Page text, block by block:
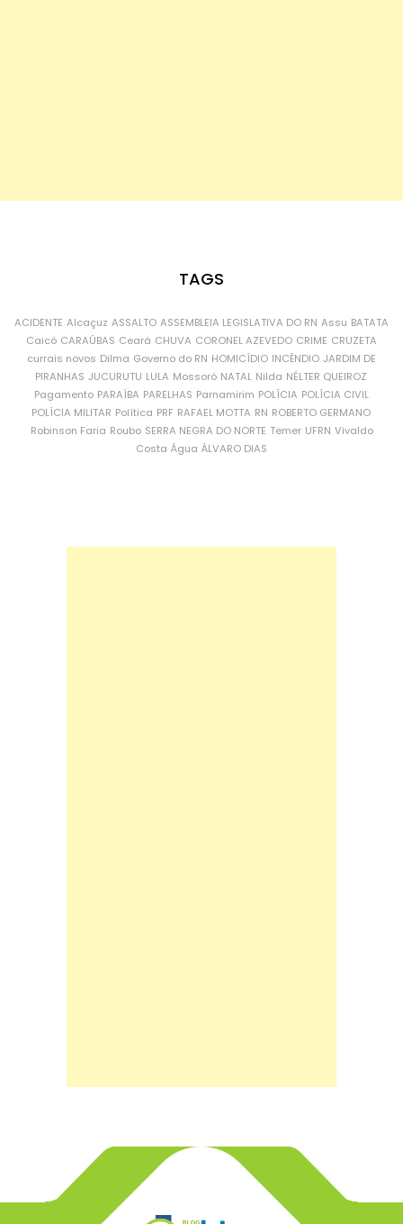
TAGS
ACIDENTE Alcaçuz ASSALTO ASSEMBLEIA LEGISLATIVA DO RN Assu BATATA
Caicó CARAÚBAS Ceará CHUVA CORONEL AZEVEDO CRIME CRUZETA
currais novos Dilma Governo do RN HOMICÍDIO INCÊNDIO JARDIM DE
PIRANHAS JUCURUTU LULA Mossoró NATAL Nilda NÉLTER QUEIROZ
Pagamento PARAÍBA PARELHAS Parnamirim POLÍCIA POLÍCIA CIVIL
POLÍCIA MILITAR Política PRF RAFAEL MOTTA RN ROBERTO GERMANO
Robinson Faria Roubo SERRA NEGRA DO NORTE Temer UFRN Vivaldo
Costa Água ÁLVARO DIAS